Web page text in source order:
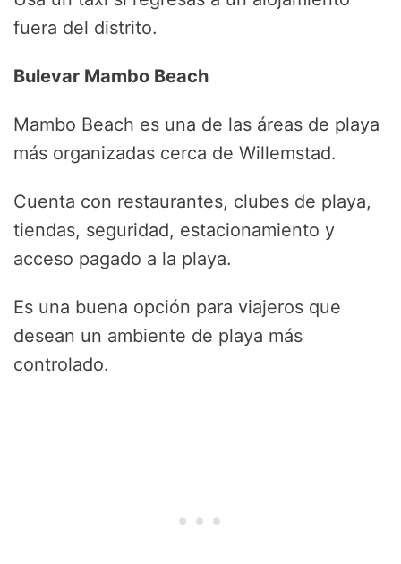
fuera del distrito.
Bulevar Mambo Beach
Mambo Beach es una de las áreas de playa
más organizadas cerca de Willemstad.
Cuenta con restaurantes, clubes de playa,
tiendas, seguridad, estacionamiento y
acceso pagado a la playa.
Es una buena opción para viajeros que
desean un ambiente de playa más
controlado.